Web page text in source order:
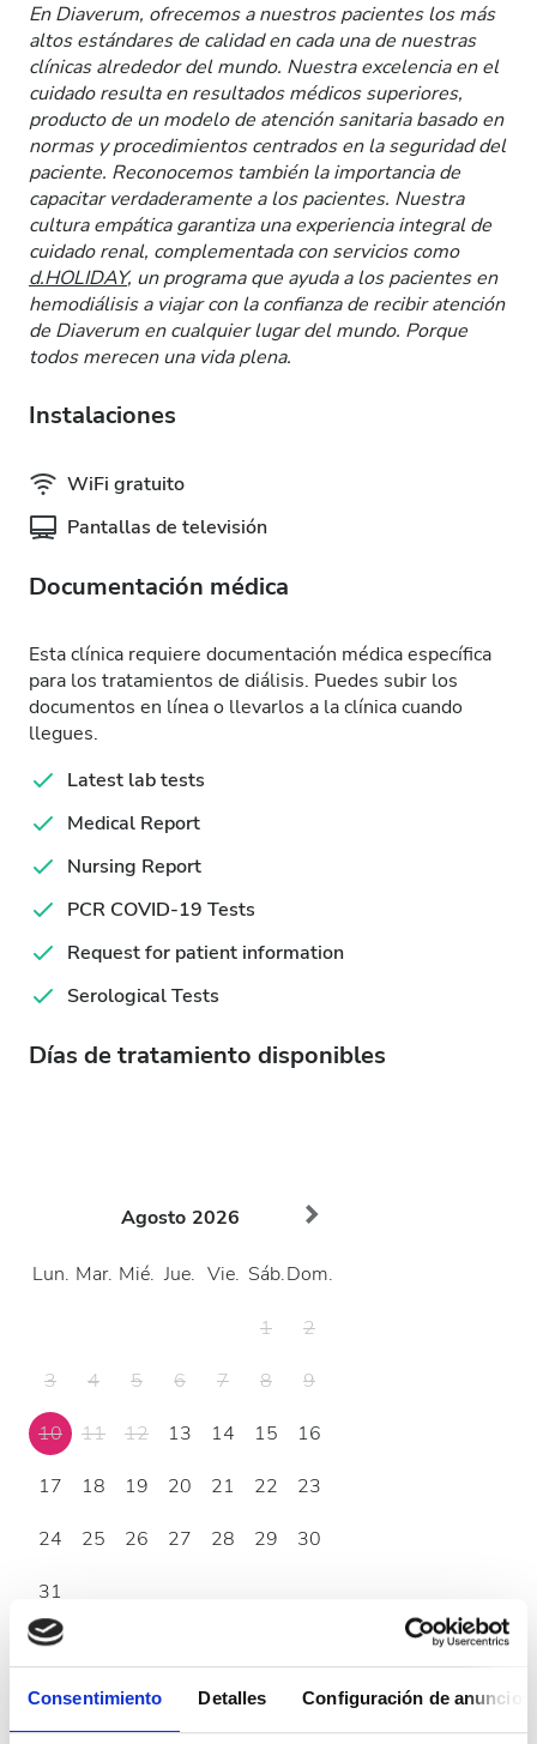
Consentimiento Detalles Configuración de anuncios
En Diaverum, ofrecemos a nuestros pacientes los más
altos estándares de calidad en cada una de nuestras
clínicas alrededor del mundo. Nuestra excelencia en el
cuidado resulta en resultados médicos superiores,
producto de un modelo de atención sanitaria basado en
normas y procedimientos centrados en la seguridad del
paciente. Reconocemos también la importancia de
capacitar verdaderamente a los pacientes. Nuestra
cultura empática garantiza una experiencia integral de
cuidado renal, complementada con servicios como
d.HOLIDAY, un programa que ayuda a los pacientes en
hemodiálisis a viajar con la confianza de recibir atención
de Diaverum en cualquier lugar del mundo. Porque
todos merecen una vida plena.
Instalaciones
WiFi gratuito
Pantallas de televisión
Documentación médica
Esta clínica requiere documentación médica específica
para los tratamientos de diálisis. Puedes subir los
documentos en línea o llevarlos a la clínica cuando
llegues.
Latest lab tests
Medical Report
Nursing Report
PCR COVID-19 Tests
Request for patient information
Serological Tests
Días de tratamiento disponibles
Agosto 2026
Lun. Mar. Mié. Jue. Vie. Sáb.Dom.
1
2
3
4 5 6 7 8
9
10
11 12 13 14 15
16
17
18 19 20 21 22
23
24
25 26 27 28 29
30
31
Horario de atención